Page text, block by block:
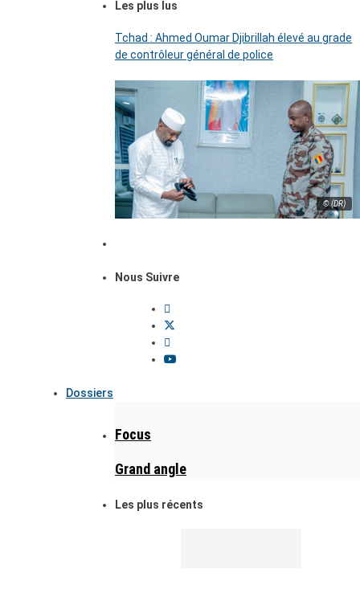
Les plus lus
Tchad : Ahmed Oumar Djibrillah élevé au grade
de contrôleur général de police
© (DR)
Nous Suivre
Dossiers
Focus
Grand angle
Les plus récents